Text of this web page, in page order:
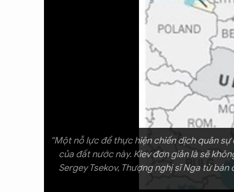
CON ĐƯỜNG KHỞI NGHIỆP
“Một nỗ lực để thực hiện chiến dịch quân
của đất nước này. Kiev đơn giản là sẽ
Sergey Tsekov, Thượng nghị sĩ Nga từ